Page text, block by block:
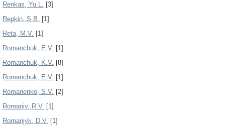
Renkas, Yu.L. [3]
Repkin, S.B. [1]
Reta, M.V. [1]
Romanchuk, E.V. [1]
Romanchuk, K.V. [8]
Romanchuk, Е.V. [1]
Romanenko, S.V. [2]
Romaniv, R.V. [1]
Romanjyk, D.V. [1]